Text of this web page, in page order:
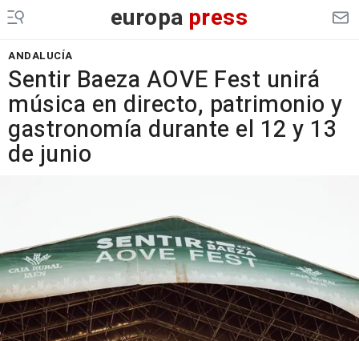
europa press
ANDALUCÍA
Sentir Baeza AOVE Fest unirá
música en directo, patrimonio y
gastronomía durante el 12 y 13
de junio